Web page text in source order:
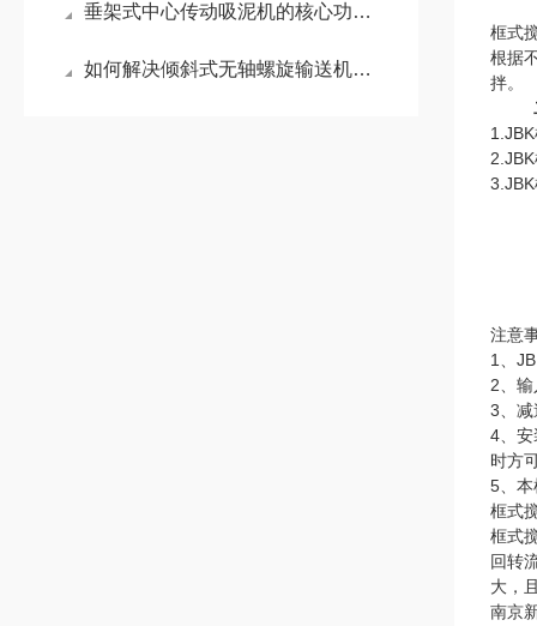
垂架式中心传动吸泥机的核心功能有哪些
如何解决倾斜式无轴螺旋输送机的常见故障
框式
根据
拌。
注意
1、
2、
3、减
4、
时方
5、本
框式
框式
回转
大，
南京